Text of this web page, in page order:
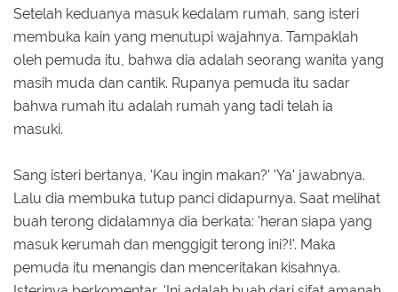
Setelah keduanya masuk kedalam rumah, sang isteri
membuka kain yang menutupi wajahnya. Tampaklah
oleh pemuda itu, bahwa dia adalah seorang wanita yang
masih muda dan cantik. Rupanya pemuda itu sadar
bahwa rumah itu adalah rumah yang tadi telah ia
masuki.
Sang isteri bertanya, 'Kau ingin makan?' 'Ya' jawabnya.
Lalu dia membuka tutup panci didapurnya. Saat melihat
buah terong didalamnya dia berkata: 'heran siapa yang
masuk kerumah dan menggigit terong ini?!'. Maka
pemuda itu menangis dan menceritakan kisahnya.